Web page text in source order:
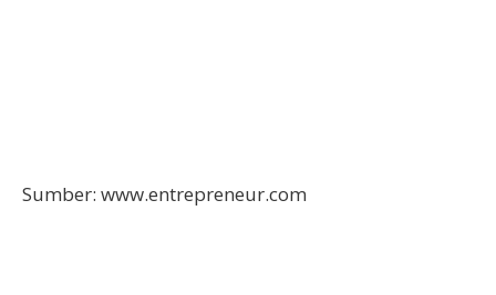
Sumber: www.entrepreneur.com